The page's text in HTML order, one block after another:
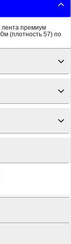
лента премиум
(плотность 57) по